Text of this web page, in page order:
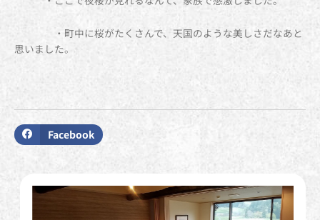
・町中に桜がたくさんで、天国のような美しさだなあと
思いました。
Facebook